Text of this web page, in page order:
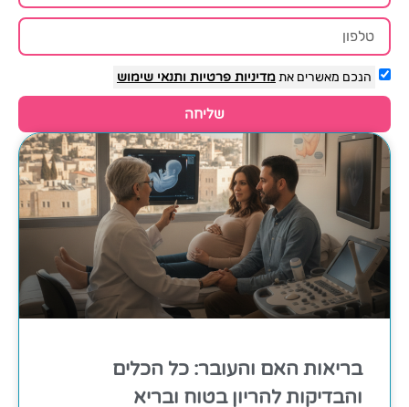
הנכם מאשרים אתמדיניות פרטיות ותנאי שימוש
שליחה
בריאות האם והעובר: כל הכלים
והבדיקות להריון בטוח ובריא